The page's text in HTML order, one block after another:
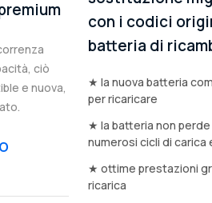
ciò
e nuova,
con i codici
batteria di
★ la nuova batteria
per ricaricare
★ la batteria non
numerosi cicli di carica
★ ottime prestazioni
ricarica